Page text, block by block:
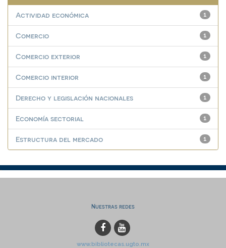
1
Actividad económica
1
Comercio
1
Comercio exterior
1
Comercio interior
1
Derecho y legislación nacionales
1
Economía sectorial
1
Estructura del mercado
Nuestras redes
www.bibliotecas.ugto.mx